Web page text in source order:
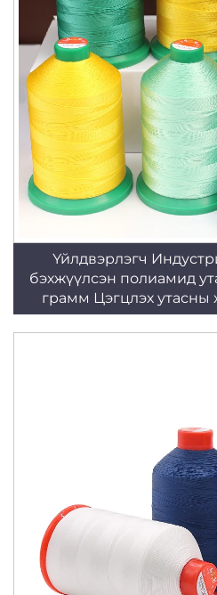
Үйлдвэрлэгч
бэхжүүлсэн полиамид
грамм Цэгцлэх утасны